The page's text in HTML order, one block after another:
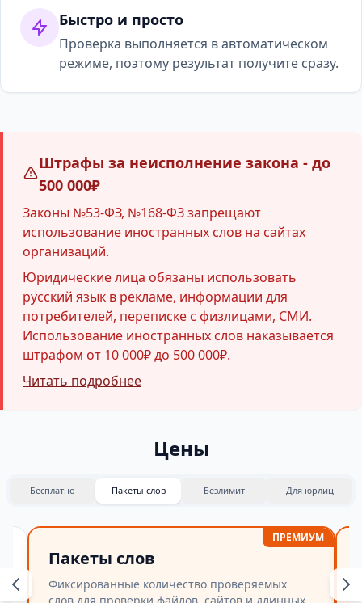
Быстро и просто
Проверка выполняется в автоматическом
режиме, поэтому результат получите сразу.
Штрафы за неисполнение закона - до
500 000₽
Законы №53-ФЗ, №168-ФЗ запрещают
использование иностранных слов на сайтах
организаций.
Юридические лица обязаны использовать
русский язык в рекламе, информации для
потребителей, переписке с физлицами, СМИ.
Использование иностранных слов наказывается
штрафом от 10 000₽ до 500 000₽.
Читать подробнее
Цены
Бесплатно Пакеты слов Безлимит Для юрлиц
ПРЕМИУМ
Пакеты слов
Фиксированные количество проверяемых